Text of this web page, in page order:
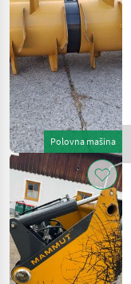
Polovna mašina